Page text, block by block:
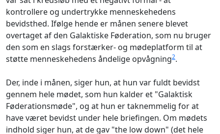
kontrollere og undertrykke menneskehedens
bevidsthed. Ifølge hende er månen senere blevet
overtaget af den Galaktiske Føderation, som nu bruger
den som en slags forstærker‑ og mødeplatform til at
støtte menneskehedens åndelige opvågning2.
Der, inde i månen, siger hun, at hun var fuldt bevidst
gennem hele mødet, som hun kalder et "Galaktisk
Føderationsmøde", og at hun er taknemmelig for at
have været bevidst under hele briefingen. Om mødets
indhold siger hun, at de gav "the low down" (det hele